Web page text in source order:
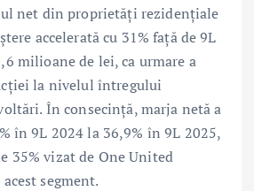
net din proprietăți rezidențiale
accelerată cu 31% față de 9L
milioane de lei, ca urmare a
la nivelul întregului
În consecință, marja netă a
în 9L 2024 la 36,9% în 9L 2025,
35% vizat de One United
segment.